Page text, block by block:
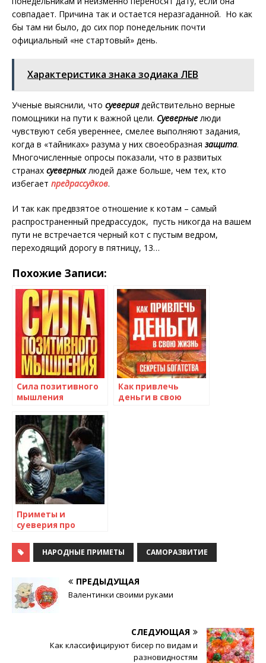
совпадает. Причина так и остается неразгаданной. Но как
бы там ни было, до сих пор понедельник почти
официальный «не стартовый» день.
Характеристика знака зодиака ЛЕВ
Ученые выяснили, что суевериядействительно верные
помощники на пути к важной цели. Суеверные люди
чувствуют себя увереннее, смелее выполняют задания,
когда в «тайниках» разума у них своеобразная защита.
Многочисленные опросы показали, что в развитых
странах суеверныхлюдей даже больше, чем тех, кто
избегает предрассудков.
И так как предвзятое отношение к котам – самый
распространенный предрассудок, пусть никогда на вашем
пути не встречается черный кот с пустым ведром,
переходящий дорогу в пятницу, 13…
Похожие Записи:
Сила позитивного
мышления
Как привлечь
деньги в свою
Приметы и
суеверия про
НАРОДНЫЕ ПРИМЕТЫ САМОРАЗВИТИЕ
ПРЕДЫДУЩАЯ
Валентинки своими руками
СЛЕДУЮЩАЯ
Как классифицируют бисер по видам и
разновидностям